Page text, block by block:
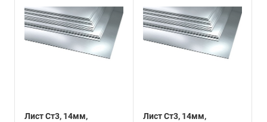
Лист Ст3, 14мм,
Лист Ст3, 14мм,